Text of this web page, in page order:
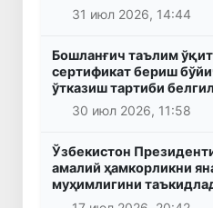
31 июл 2026, 14:44
Бошланғич таълим
сертификат бериш
ўтказиш тартиби
30 июл 2026, 11:58
Ўзбекистон
амалий ҳамкорликни
муҳимлигини